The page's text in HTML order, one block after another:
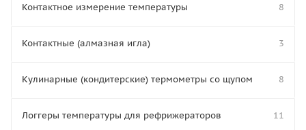
Контактное измерение температуры 8
Контактные (алмазная игла) 3
Кулинарные (кондитерские) термометры со щупом 8
Логгеры температуры для рефрижераторов 11